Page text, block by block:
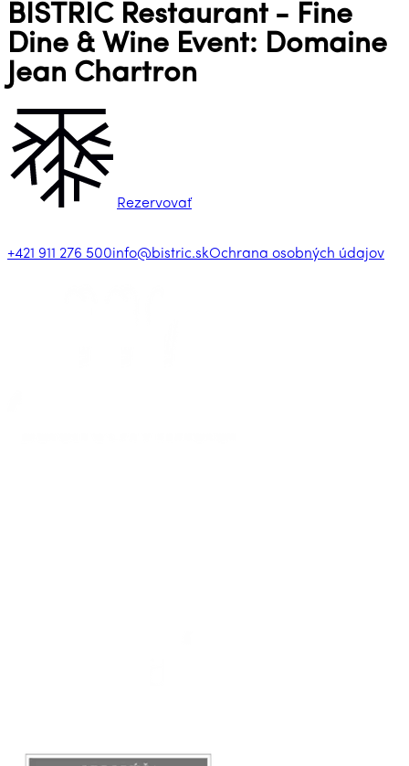
BISTRIC Restaurant - Fine
Dine & Wine Event: Domaine
Jean Chartron
Rezervovať
+421 911 276 500info@bistric.skOchrana osobných údajov